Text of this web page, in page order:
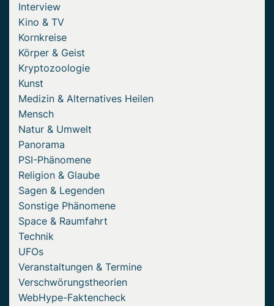
Interview
Kino & TV
Kornkreise
Körper & Geist
Kryptozoologie
Kunst
Medizin & Alternatives Heilen
Mensch
Natur & Umwelt
Panorama
PSI-Phänomene
Religion & Glaube
Sagen & Legenden
Sonstige Phänomene
Space & Raumfahrt
Technik
UFOs
Veranstaltungen & Termine
Verschwörungstheorien
WebHype-Faktencheck